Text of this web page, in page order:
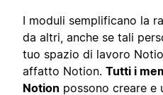
I moduli semplificano la
da altri, anche se tali
tuo spazio di lavoro
affatto Notion. Tutti i
Notion possono creare e